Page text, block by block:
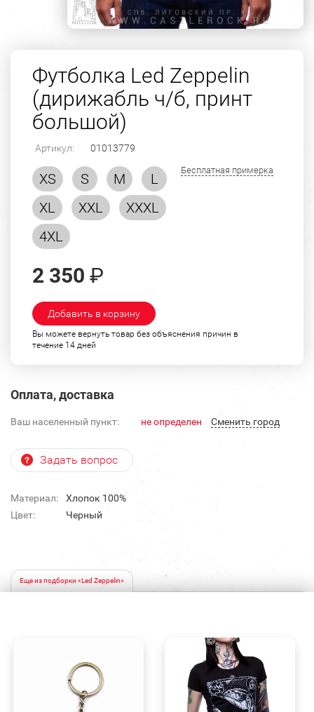
Футболка Led Zeppelin
(дирижабль ч/б, принт
большой)
Артикул: 01013779
XS S M
L
XL
XXL
XXXL
4XL
Бесплатная примерка
2 350 ₽
Добавить в корзину
Вы можете вернуть товар без объяснения причин в
течение 14 дней
Оплата, доставка
Ваш населенный пункт: не определен Cменить город
Задать вопрос
Материал:
Хлопок 100%
Цвет:
Черный
Еще из подборки «Led Zeppelin»